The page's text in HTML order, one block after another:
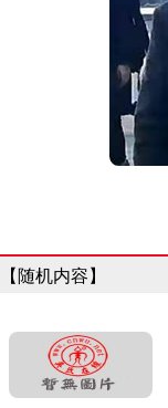
【随机内容】